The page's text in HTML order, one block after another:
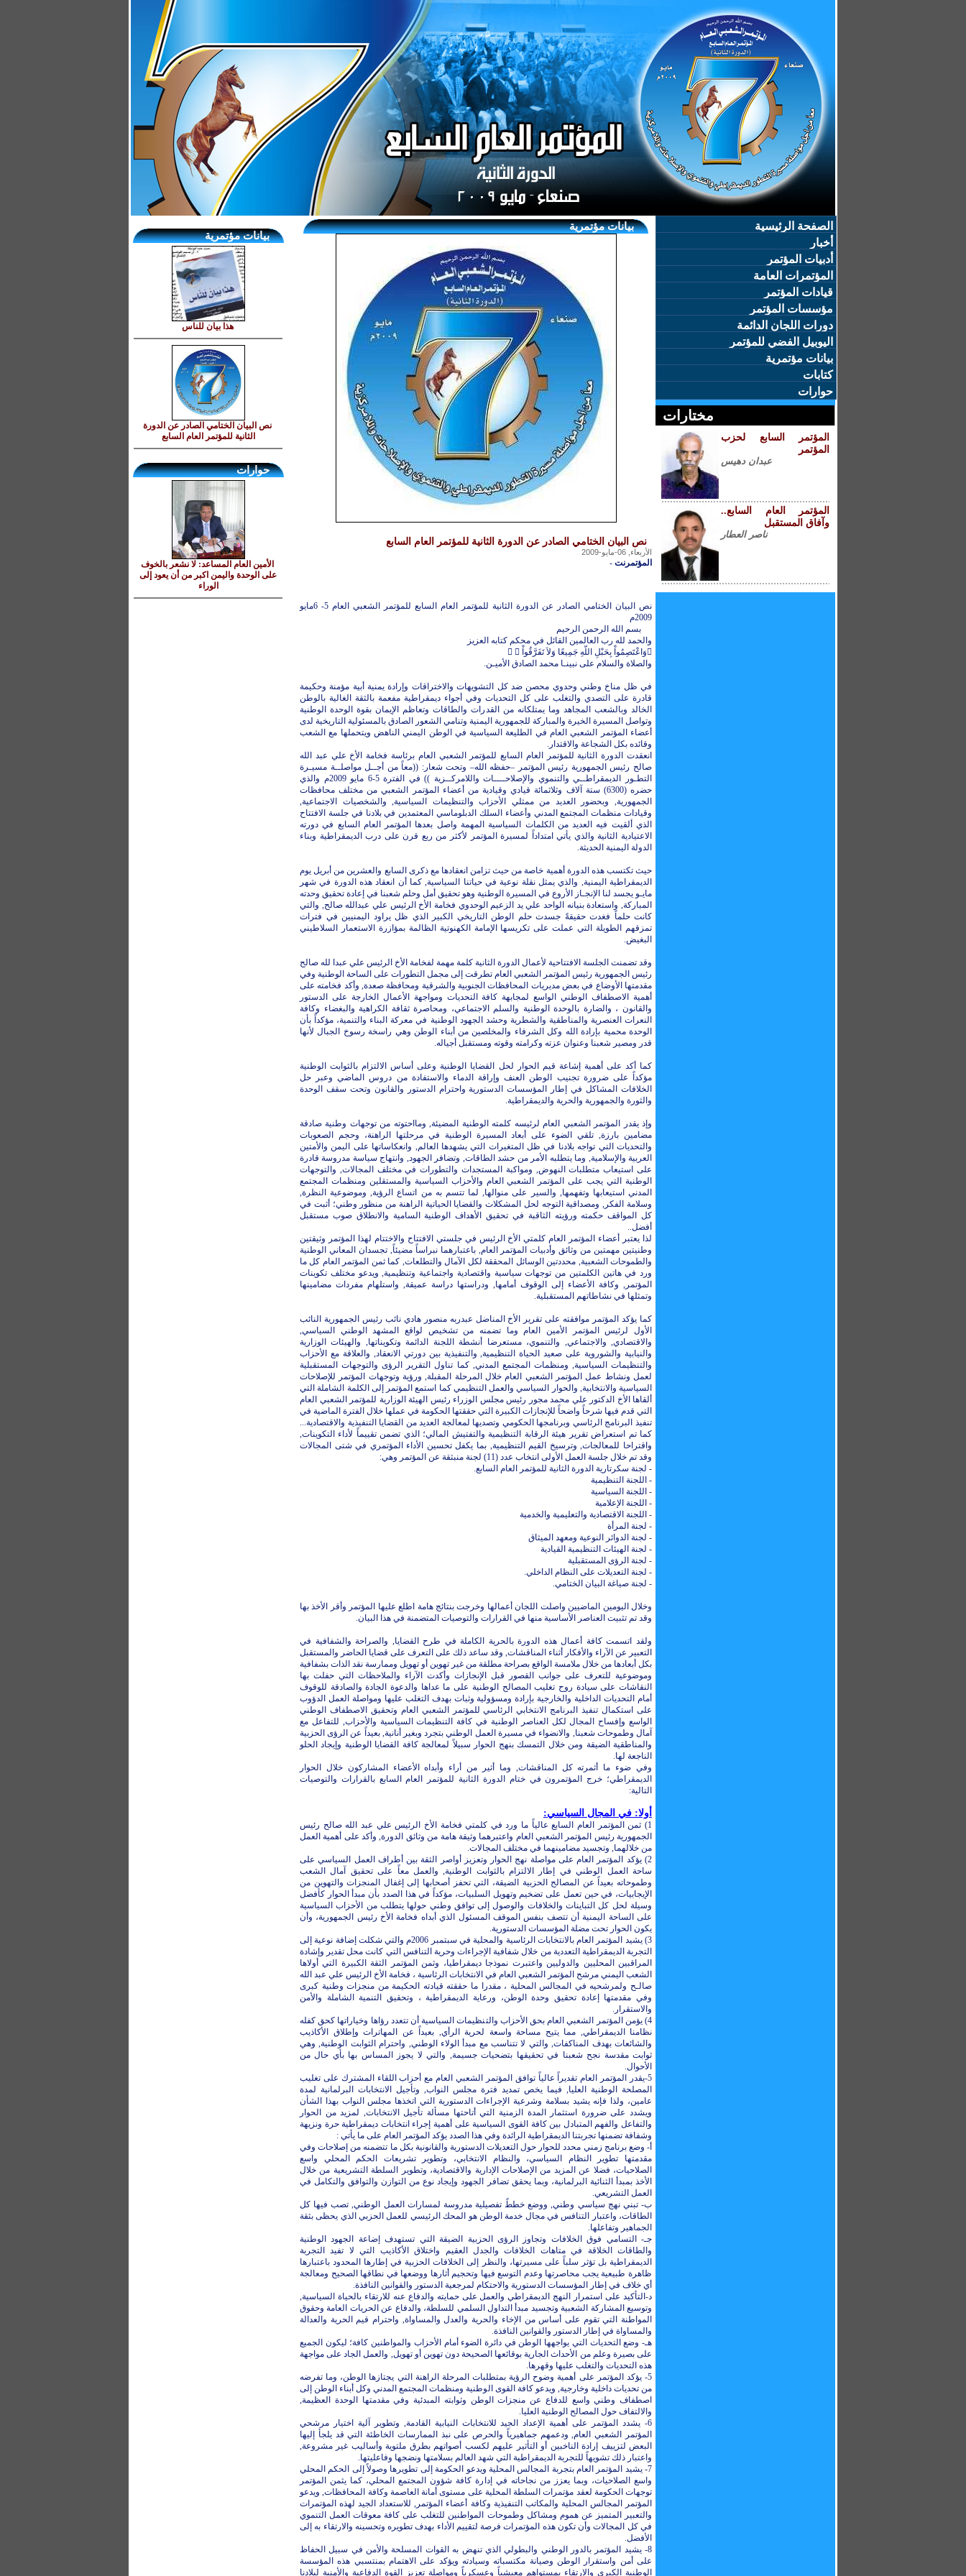
الصفحة الرئيسية
أخبار
أدبيات المؤتمر
المؤتمرات العامة
قيادات المؤتمر
مؤسسات المؤتمر
دورات اللجان الدائمة
اليوبيل الفضي للمؤتمر
بيانات مؤتمرية
كتابات
حوارات
مختارات
المؤتمر السابع لحزب
المؤتمر
عبدان دهيس
المؤتمر العام السابع..
‬وآفاق المستقبل
ناصر‮ ‬العطار
بيانات مؤتمرية
نص البيان الختامي الصادر عن الدورة الثانية للمؤتمر العام السابع
الأربعاء, 06-مايو-2009
المؤتمرنت -
نص البيان الختامي الصادر عن الدورة الثانية للمؤتمر العام السابع للمؤتمر الشعبي العام 5- 6مايو
2009م
بسم الله الرحمن الرحيم
والحمد لله رب العالمين القائل في محكم كتابه العزيز
وَاعْتَصِمُواْ بِحَبْلِ اللّهِ جَمِيعًا وَلاَ تَفَرَّقُواْ  
والصلاة والسلام على نبينـا محمد الصادق الأميـن.
في ظل مناخ وطني وحدوي محصن ضد كل التشويهات والاختراقات وإرادة يمنية أبية مؤمنة وحكيمة
قادرة على التصدي والتغلب على كل التحديات وفي أجواء ديمقراطية مفعمة بالثقة الغالية بالوطن
الخالد وبالشعب المجاهد وما يمتلكانه من القدرات والطاقات وتعاظم الإيمان بقوة الوحدة الوطنية
وتواصل المسيرة الخيرة والمباركة للجمهورية اليمنية وتنامي الشعور الصادق بالمسئولية التاريخية لدى
أعضاء المؤتمر الشعبي العام في الطليعة السياسية في الوطن اليمني الناهض ويتحملها مع الشعب
وقائده بكل الشجاعة والاقتدار.
انعقدت الدورة الثانية للمؤتمر العام السابع للمؤتمر الشعبي العام برئاسة فخامة الأخ علي عبد الله
صالح رئيس الجمهورية رئيس المؤتمر –حفظه الله– وتحت شعار: ((معاً من أجــل مواصلــة مسيـرة
التطـور الديمقراطــي والتنموي والإصلاحــــات واللامركــزية )) في الفترة 5-6 مايو 2009م والذي
حضره (6300) ستة آلاف وثلاثمائة قيادي وقيادية من أعضاء المؤتمر الشعبي من مختلف محافظات
الجمهورية, وبحضور العديد من ممثلي الأحزاب والتنظيمات السياسية, والشخصيات الاجتماعية,
وقيادات منظمات المجتمع المدني وأعضاء السلك الدبلوماسي المعتمدين في بلادنا في جلسة الافتتاح
الذي ألقيت فيه العديد من الكلمات السياسية المهمة واصل بعدها المؤتمر العام السابع في دورته
الاعتيادية الثانية والذي يأتي امتداداً لمسيرة المؤتمر لأكثر من ربع قرن على درب الديمقراطية وبناء
الدولة اليمنية الحديثة.
حيث تكتسب هذه الدورة أهمية خاصة من حيث تزامن انعقادها مع ذكرى السابع والعشرين من أبريل يوم
الديمقراطية اليمنية, والذي يمثل نقلة نوعية في حياتنا السياسية, كما أن انعقاد هذه الدورة في شهر
مايـو يجسد لنا الإنجـاز الأروع في المسيرة الوطنية وهو تحقيق أمل وحلم شعبنا في إعادة تحقيق وحدته
المباركة, واستعادة بنيانه الواحد علي يد الزعيم الوحدوي فخامة الأخ الرئيس علي عبدالله صالح, والتي
كانت حلماً فغدت حقيقةً جسدت حلم الوطن التاريخي الكبير الذي ظل يراود اليمنيين في فترات
تمزقهم الطويلة التي عملت على تكريسها الإمامة الكهنوتية الظالمة بمؤازرة الاستعمار السلاطيني
البغيض.
وقد تضمنت الجلسة الافتتاحية لأعمال الدورة الثانية كلمة مهمة لفخامة الأخ الرئيس علي عبدا لله صالح
رئيس الجمهورية رئيس المؤتمر الشعبي العام تطرقت إلى مجمل التطورات على الساحة الوطنية وفي
مقدمتها الأوضاع في بعض مديريات المحافظات الجنوبية والشرقية ومحافظة صعدة, وأكد فخامته على
أهمية الاصطفاف الوطني الواسع لمجابهة كافة التحديات ومواجهة الأعمال الخارجة على الدستور
والقانون ، والضارة بالوحدة الوطنية والسلم الاجتماعي، ومحاصرة ثقافة الكراهية والبغضاء وكافة
النعرات العنصرية والمناطقية والشطرية وحشد الجهود الوطنية في معركة البناء والتنمية، مؤكداً بأن
الوحدة محمية بإرادة الله وكل الشرفاء والمخلصين من أبناء الوطن وهي راسخة رسوخ الجبال لأنها
قدر ومصير شعبنا وعنوان عزته وكرامته وقوته ومستقبل أجياله.
كما أكد على أهمية إشاعة قيم الحوار لحل القضايا الوطنية وعلى أساس الالتزام بالثوابت الوطنية
مؤكداً على ضرورة تجنيب الوطن العنف وإراقة الدماء والاستفادة من دروس الماضي وعبر حل
الخلافات المشاكل في إطار المؤسسات الدستورية واحترام الدستور والقانون وتحت سقف الوحدة
والثورة والجمهورية والحرية والديمقراطية.
وإذ يقدر المؤتمر الشعبي العام لرئيسه كلمته الوطنية المضيئة, ومااحتوته من توجهات وطنية صادقة
مضامين بارزة, تلقي الضوء على أبعاد المسيرة الوطنية في مرحلتها الراهنة، وحجم الصعوبات
والتحديات التي تواجه بلادنا في ظل المتغيرات التي يشهدها العالم, وانعكاساتها على اليمن والأمتين
العربية والإسلامية, وما يتطلبه الأمر من حشد الطاقات, وتضافر الجهود, وانتهاج سياسة مدروسة قادرة
على استيعاب متطلبات النهوض, ومواكبة المستجدات والتطورات في مختلف المجالات, والتوجهات
الوطنية التي يجب على المؤتمر الشعبي العام والأحزاب السياسية والمستقلين ومنظمات المجتمع
المدني استيعابها وتفهمها, والسير على منوالها, لما تتسم به من اتساع الرؤية, وموضوعية النظرة,
وسلامة الفكر, ومصداقية التوجه لحل المشكلات والقضايا الحياتية الراهنة من منظور وطني؛ أثبت في
كل المواقف حكمته ورؤيته الثاقبة في تحقيق الأهداف الوطنية السامية والانطلاق صوب مستقبل
أفضل..
لذا يعتبر أعضاء المؤتمر العام كلمتي الأخ الرئيس في جلستي الافتتاح والاختتام لهذا المؤتمر وثيقتين
وطنيتين مهمتين من وثائق وأدبيات المؤتمر العام, باعتبارهما نبراساً مضيئاً, تجسدان المعاني الوطنية
والطموحات الشعبية, محددتين الوسائل المحققة لكل الآمال والتطلعات, كما ثمن المؤتمر العام كل ما
ورد في هاتين الكلمتين من توجهات سياسية واقتصادية واجتماعية وتنظيمية, ويدعو مختلف تكوينات
المؤتمر, وكافة الأعضاء إلى الوقوف أمامها, ودراستها دراسة عميقة, واستلهام مفردات مضامينها
وتمثلها في نشاطاتهم المستقبلية.
كما يؤكد المؤتمر موافقته على تقرير الأخ المناضل عبدربه منصور هادي نائب رئيس الجمهورية النائب
الأول لرئيس المؤتمر الأمين العام وما تضمنه من تشخيص لواقع المشهد الوطني السياسي,
والاقتصادي, والاجتماعي, والتنموي، مستعرضا أنشطة اللجنة الدائمة وتكويناتها, والهيئات الوزارية
والنيابية والشوروية على صعيد الحياة التنظيمية, والتنفيذية بين دورتي الانعقاد, والعلاقة مع الأحزاب
والتنظيمات السياسية, ومنظمات المجتمع المدني, كما تناول التقرير الرؤى والتوجهات المستقبلية
لعمل ونشاط عمل المؤتمر الشعبي العام خلال المرحلة المقبلة, ورؤية وتوجهات المؤتمر للإصلاحات
السياسية والانتخابية, والحوار السياسي والعمل التنظيمي كما استمع المؤتمر إلى الكلمة الشاملة التي
ألقاها الأخ الدكتور علي محمد مجور رئيس مجلس الوزراء رئيس الهيئة الوزارية للمؤتمر الشعبي العام
التي قدم فيها شرحاً واضحاً للإنجازات الكبيرة التي حققتها الحكومة في عملها خلال الفترة الماضية في
تنفيذ البرنامج الرئاسي وبرنامجها الحكومي وتصديها لمعالجة العديد من القضايا التنفيذية والاقتصادية...
كما تم استعراض تقرير هيئة الرقابة التنظيمية والتفتيش المالي؛ الذي تضمن تقييماً لأداء التكوينات,
واقتراحا للمعالجات, وترسيخ القيم التنظيمية, بما يكفل تحسين الأداء المؤتمري في شتى المجالات
وقد تم خلال جلسة العمل الأولى انتخاب عدد (11) لجنة منبثقة عن المؤتمر وهي:
- لجنة سكرتارية الدورة الثانية للمؤتمر العام السابع.
- اللجنة التنظيمية
- اللجنة السياسية
- اللجنة الإعلامية
- اللجنة الاقتصادية والتعليمية والخدمية
- لجنة المرأة
- لجنة الدوائر النوعية ومعهد الميثاق
- لجنة الهيئات التنظيمية القيادية
- لجنة الرؤى المستقبلية
- لجنة التعديلات على النظام الداخلي.
- لجنة صياغة البيان الختامي.
وخلال اليومين الماضيين واصلت اللجان أعمالها وخرجت بنتائج هامة اطلع عليها المؤتمر وأقر الأخذ بها
وقد تم تثبيت العناصر الأساسية منها في القرارات والتوصيات المتضمنة في هذا البيان.
ولقد اتسمت كافة أعمال هذه الدورة بالحرية الكاملة في طرح القضايا, والصراحة والشفافية في
التعبير عن الآراء والأفكار أثناء المناقشات, وقد ساعد ذلك على التعرف على قضايا الحاضر والمستقبل
بكل أبعادها من خلال ملامسة الواقع بصراحة مطلقة من غير تهوين أو تهويل وممارسة نقد الذات بشفافية
وموضوعية للتعرف على جوانب القصور قبل الإنجازات وأكدت الآراء والملاحظات التي حفلت بها
النقاشات على سيادة روح تغليب المصالح الوطنية على ما عداها والدعوة الجادة والصادقة للوقوف
أمام التحديات الداخلية والخارجية بإرادة ومسؤولية وثبات بهدف التغلب عليها ومواصلة العمل الدؤوب
على استكمال تنفيذ البرنامج الانتخابي الرئاسي للمؤتمر الشعبي العام وتحقيق الاصطفاف الوطني
الواسع وإفساح المجال لكل العناصر الوطنية في كافة التنظيمات السياسية والأحزاب, للتفاعل مع
آمال وطموحات شعبنا, والانضواء في مسيرة العمل الوطني بتجرد وبغير أنانية, بعيداً عن الرؤى الحزبية
والمناطقية الضيقة ومن خلال التمسك بنهج الحوار سبيلاً لمعالجة كافة القضايا الوطنية وإيجاد الحلو
الناجعة لها.
وفي ضوء ما أثمرته كل المناقشات, وما أثير من أراء وأبداه الأعضاء المشاركون خلال الحوار
الديمقراطي؛ خرج المؤتمرون في ختام الدورة الثانية للمؤتمر العام السابع بالقرارات والتوصيات
التالية:
أولا: في المجال السياسي:
1) ثمن المؤتمر العام السابع عالياً ما ورد في كلمتي فخامة الأخ الرئيس علي عبد الله صالح رئيس
الجمهورية رئيس المؤتمر الشعبي العام واعتبرهما وثيقة هامة من وثائق الدورة, وأكد على أهمية العمل
من خلالهما, وتجسيد مضامينهما في مختلف المجالات.
2) يؤكد المؤتمر العام على مواصلة نهج الحوار وتعزيز أواصر الثقة بين أطراف العمل السياسي على
ساحة العمل الوطني في إطار الالتزام بالثوابت الوطنية, والعمل معاً على تحقيق آمال الشعب
وطموحاته بعيداً عن المصالح الحزبية الضيقة، التي تحفز أصحابها إلى إغفال المنجزات والتهوين من
الإيجابيات، في حين تعمل على تضخيم وتهويل السلبيات، مؤكداً في هذا الصدد بأن مبدأ الحوار كأفضل
وسيلة لحل كل التباينات والخلافات والوصول إلى توافق وطني حولها يتطلب من الأحزاب السياسية
على الساحة اليمنية أن تتصف بنفس الموقف المسئول الذي أبداه فخامة الأخ رئيس الجمهورية، وأن
يكون الحوار تحت مضلة المؤسسات الدستورية.
3) يشيد المؤتمر العام بالانتخابات الرئاسية والمحلية في سبتمبر 2006م والتي شكلت إضافة نوعية إلى
التجربة الديمقراطية التعددية من خلال شفافية الإجراءات وحرية التنافس التي كانت محل تقدير وإشادة
المراقبين المحليين والدوليين واعتبرت نموذجا ديمقراطيا، وثمن المؤتمر الثقة الكبيرة التي أولاها
الشعب اليمني مرشح المؤتمر الشعبي العام في الانتخابات الرئاسية ، فخامة الأخ الرئيس علي عبد الله
صالـح ولمرشحيه في المجالس المحلية ، مقدرا ما حققته قيادته الحكيمة من منجزات وطنية كبرى
وفي مقدمتها إعادة تحقيق وحدة الوطن، ورعاية الديمقراطية ، وتحقيق التنمية الشاملة والأمن
والاستقرار.
4) يؤمن المؤتمر الشعبي العام بحق الأحزاب والتنظيمات السياسية أن تتعدد رؤاها وخياراتها كحق كفله
نظامنا الديمقراطي, مما يتيح مساحة واسعة لحرية الرأي, بعيداً عن المهاترات وإطلاق الأكاذيب
والشائعات بهدف المناكفات, والتي لا تتناسب مع مبدأ الولاء الوطني, واحترام الثوابت الوطنية, وهي
ثوابت مقدسة نجح شعبنا في تحقيقها بتضحيات جسيمة, والتي لا يجوز المساس بها بأي حال من
الأحوال.
5-يقدر المؤتمر العام تقديراً عالياً توافق المؤتمر الشعبي العام مع أحزاب اللقاء المشترك على تغليب
المصلحة الوطنية العليا, فيما يخص تمديد فترة مجلس النواب, وتأجيل الانتخابات البرلمانية لمدة
عامين، ولذا فإنه يشيد بسلامة وشرعية الإجراءات الدستورية التي اتخذها مجلس النواب بهذا الشأن
ويشدد على ضرورة استثمار المدة الزمنية التي أتاحتها مسألة تأجيل الانتخابات, لمزيد من الحوار
والتفاعل والفهم المتبادل بين كافة القوى السياسية على أهمية إجراء انتخابات ديمقراطية حرة ونزيهة
وشفافة تضمنها تجربتنا الديمقراطية الرائدة وفي هذا الصدد يؤكد المؤتمر العام على ما يأتي :
أ- وضع برنامج زمني محدد للحوار حول التعديلات الدستورية والقانونية بكل ما تتضمنه من إصلاحات وفي
مقدمتها تطوير النظام السياسي، والنظام الانتخابي، وتطوير تشريعات الحكم المحلي واسع
الصلاحيات، فضلا عن المزيد من الإصلاحات الإدارية والاقتصادية، وتطوير السلطة التشريعية من خلال
الأخذ بمبدأ الثنائية البرلمانية، وبما يحقق تضافر الجهود وإيجاد نوع من التوازن والتوافق والتكامل في
العمل التشريعي.
ب- تبني نهج سياسي وطني, ووضع خططً تفصيلية مدروسة لمسارات العمل الوطني, تصب فيها كل
الطاقات، واعتبار التنافس في مجال خدمة الوطن هو المحك الرئيسي للعمل الحزبي الذي يحظى بثقة
الجماهير وتفاعلها.
جـ- التسامي فوق الخلافات وتجاوز الرؤى الحزبية الضيقة التي تستهدف إضاعة الجهود الوطنية
والطاقات الخلاقة في متاهات الخلافات والجدل العقيم واختلاق الأكاذيب التي لا تفيد التجربة
الديمقراطية بل تؤثر سلباً على مسيرتها، والنظر إلى الخلافات الحزبية في إطارها المحدود باعتبارها
ظاهرة طبيعية يجب محاصرتها وعدم التوسع فيها وتحجيم أثارها ووضعها في نطاقها الصحيح ومعالجة
أي خلاف في إطار المؤسسات الدستورية والاحتكام لمرجعية الدستور والقوانين النافذة.
د-التأكيد على استمرار النهج الديمقراطي والعمل على حمايته والدفاع عنه للارتقاء بالحياة السياسية,
وتوسيع المشاركة الشعبية وتجسيد مبدأ التداول السلمي للسلطة، والدفاع عن الحريات العامة وحقوق
المواطنة التي تقوم على أساس من الإخاء والحرية والعدل والمساواة, واحترام قيم الحرية والعدالة
والمساواة في إطار الدستور والقوانين النافذة.
هـ- وضع التحديات التي يواجهها الوطن في دائرة الضوء أمام الأحزاب والمواطنين كافة؛ ليكون الجميع
على بصيرة وعلم من الأحداث الجارية بوقائعها الصحيحة دون تهوين أو تهويل, والعمل الجاد على مواجهة
هذه التحديات والتغلب عليها وقهرها.
5- يؤكد المؤتمر على أهمية وضوح الرؤية بمتطلبات المرحلة الراهنة التي يجتازها الوطن، وما تفرضه
من تحديات داخلية وخارجية, ويدعو كافة القوى الوطنية ومنظمات المجتمع المدني وكل أبناء الوطن إلى
اصطفاف وطني واسع للدفاع عن منجزات الوطن وثوابته المبدئية وفي مقدمتها الوحدة العظيمة,
والالتفاف حول المصالح الوطنية العليا.
6- يشدد المؤتمر على أهمية الإعداد الجيد للانتخابات النيابية القادمة, وتطوير آلية اختيار مرشحي
المؤتمر الشعبي العام, ودعمهم جماهيرياً والحرص على نبذ الممارسات الخاطئة التي قد يلجأ إليها
البعض لتزييف إرادة الناخبين أو التأثير عليهم لكسب أصواتهم بطرق ملتوية وأساليب غير مشروعة,
واعتبار ذلك تشويهاً للتجربة الديمقراطية التي شهد العالم بسلامتها ونضجها وفاعليتها.
7- يشيد المؤتمر العام بتجربة المجالس المحلية ويدعو الحكومة إلى تطويرها وصولاً إلى الحكم المحلي
واسع الصلاحيات، وبما يعزز من نجاحاته في إدارة كافة شؤون المجتمع المحلي، كما يثمن المؤتمر
توجهات الحكومة لعقد مؤتمرات السلطة المحلية على مستوى أمانة العاصمة وكافة المحافظات, ويدعو
المؤتمر المجالس المحلية والمكاتب التنفيذية وكافة أعضاء المؤتمر, للاستعداد الجيد لهذه المؤتمرات
والتعبير المتميز عن هموم ومشاكل وطموحات المواطنين للتغلب على كافة معوقات العمل التنموي
في كل المجالات وأن تكون هذه المؤتمرات فرصة لتقييم الأداء بهدف تطويره وتحسينه والارتقاء به إلى
الأفضل.
8- يشيد المؤتمر بالدور الوطني والبطولي الذي تنهض به القوات المسلحة والأمن في سبيل الحفاظ
على أمن واستقرار الوطن وصيانة مكتسباته وسيادته ويؤكد على الاهتمام بمنتسبي هذه المؤسسة
الوطنية الكبرى والارتقاء بمستواهم معيشياً وعسكرياً ومواصلة تعزيز القوة الدفاعية والأمنية لبلادنا
بيانات مؤتمرية
هذا‮ ‬بيان‮ ‬للناس
نص البيان الختامي الصادر عن الدورة
الثانية للمؤتمر العام السابع
حوارات
‮الأمين العام المساعد: لا نشعر بالخوف
على الوحدة واليمن اكبر من أن يعود إلى
الوراء